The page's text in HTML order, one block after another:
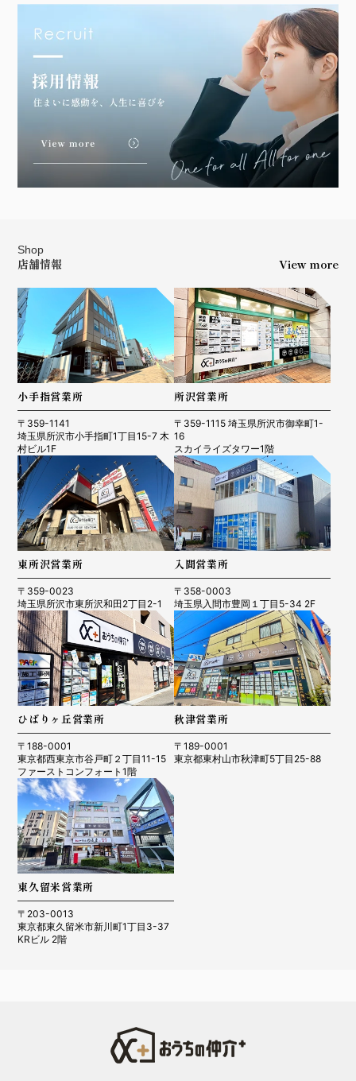
Shop
店舗情報 View more
小手指営業所
〒359-1141
埼玉県所沢市小手指町1丁目15-7 木
村ビル1F
所沢営業所
〒359-1115 埼玉県所沢市御幸町1-
16
スカイライズタワー1階
東所沢営業所
〒359-0023
埼玉県所沢市東所沢和田2丁目2-1
入間営業所
〒358-0003
埼玉県入間市豊岡１丁目5-34 2F
ひばりヶ丘営業所
〒188-0001
東京都西東京市谷戸町２丁目11-15
ファーストコンフォート1階
秋津営業所
〒189-0001
東京都東村山市秋津町5丁目25-88
東久留米営業所
〒203-0013
東京都東久留米市新川町1丁目3-37
KRビル 2階